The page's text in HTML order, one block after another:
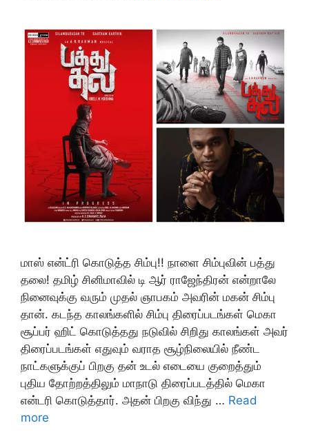
மாஸ் என்ட்ரி கொடுத்த சிம்பு!! நாளை சிம்புவின் பத்து
தலை! தமிழ் சினிமாவில் டி ஆர் ராஜேந்திரன் என்றாலே
நினைவுக்கு வரும் முதல் ஞாபகம் அவரின் மகன் சிம்பு
தான். கடந்த காலங்களில் சிம்பு திரைப்படங்கள் மெகா
சூப்பர் ஹிட் கொடுத்தது நடுவில் சிறிது காலங்கள் அவர்
திரைப்படங்கள் எதுவும் வராத சூழ்நிலையில் நீண்ட
நாட்களுக்குப் பிறகு தன் உடல் எடையை குறைத்தும்
புதிய தோற்றத்திலும் மாநாடு திரைப்படத்தில் மெகா
என்டரி கொடுத்தார். அதன் பிறகு விந்து … Read
more